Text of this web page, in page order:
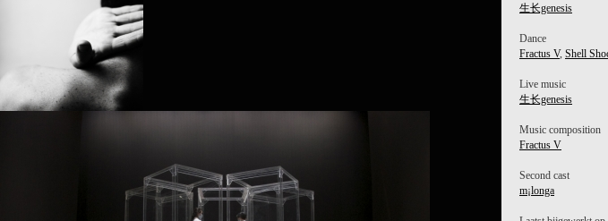
生长genesis
Dance
Fractus V, Shell
Live music
生长genesis
Music composition
Fractus V
Second cast
m¡longa